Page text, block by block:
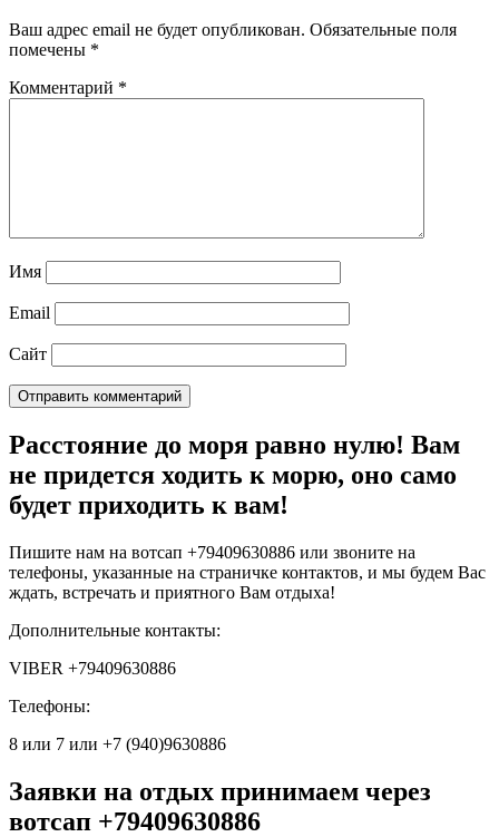
Ваш адрес email не будет опубликован. Обязательные поля
помечены *
Комментарий *
Имя
Email
Сайт
Расстояние до моря равно нулю! Вам
не придется ходить к морю, оно само
будет приходить к вам!
Пишите нам на вотсап +79409630886 или звоните на
телефоны, указанные на страничке контактов, и мы будем Вас
ждать, встречать и приятного Вам отдыха!
Дополнительные контакты:
VIBER +79409630886
Телефоны:
8 или 7 или +7 (940)9630886
Заявки на отдых принимаем через
вотсап +79409630886